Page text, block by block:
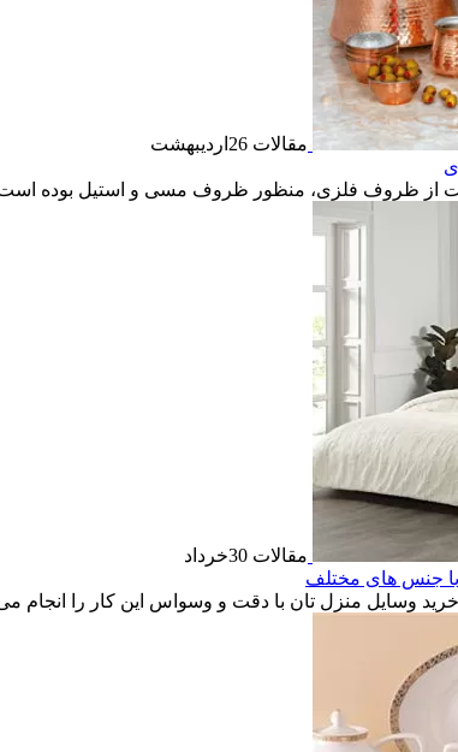
مقالات 26 اردیبهشت
از ظروف فلزی، منظور ظروف مسی و استیل بوده
مقالات 30خرداد
جنس های مختلف
وسایل منزل تان با دقت و وسواس این کار را انجام